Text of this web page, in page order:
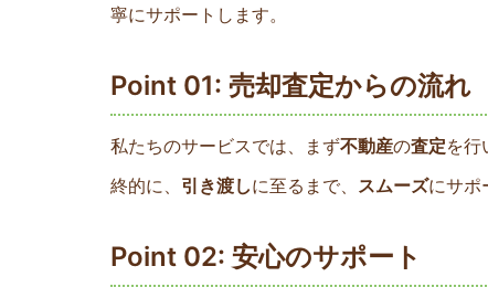
寧にサポートします。
Point 01: 売却査定からの流れ
私たちのサービスでは、まず不動産の査定を行
終的に、 引き渡しに至るまで、 スムーズにサポ
Point 02: 安心のサポート